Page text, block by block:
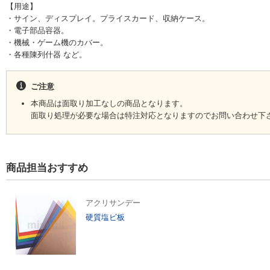
【用途】
・サイン、ディスプレイ。プライスカード、収納ケース。
・電子部品容器。
・機械・ゲーム機のカバー。
・各種陳列什器 など。
ご注意
本商品は面取り加工なしの商品となります。
面取り処理が必要な場合は特注対応となりますのでお問い合わせ下
商品担当おすすめ
アクリサンデー
硬質塩ビ板